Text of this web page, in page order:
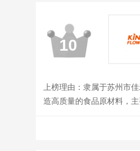
10
上榜理由：隶属于苏州市
造高质量的食品原材料，